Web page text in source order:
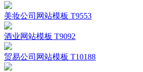
美妆公司网站模板 T9553
酒业网站模板 T9092
贸易公司网站模板 T10188